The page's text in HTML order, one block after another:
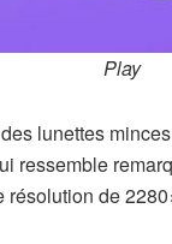
Play
lunettes
ressemble
résolution de